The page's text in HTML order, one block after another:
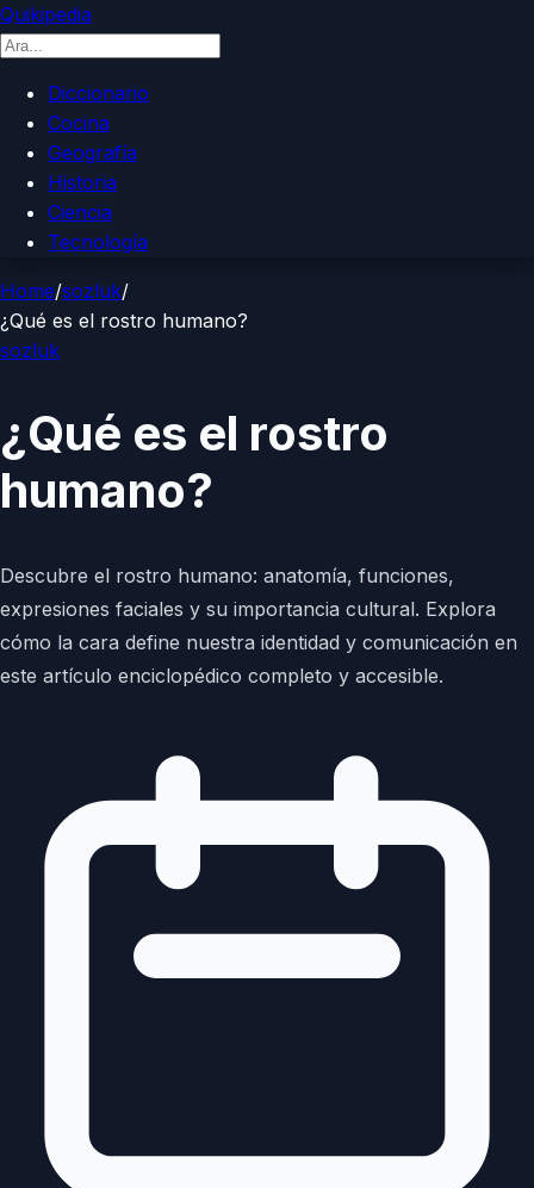
Quikipedia
Diccionario
Cocina
Geografía
Historia
Ciencia
Tecnología
Home/sozluk/
¿Qué es el rostro humano?
sozluk
¿Qué es el rostro
humano?
Descubre el rostro humano: anatomía, funciones,
expresiones faciales y su importancia cultural. Explora
cómo la cara define nuestra identidad y comunicación en
este artículo enciclopédico completo y accesible.